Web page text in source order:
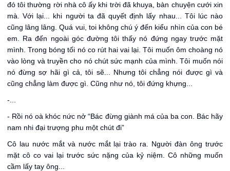
đó tôi thường rời nhà cô ấy khi trời đã khuya, bàn chuyện cưới xin
mà. Với lại... khi người ta đã quyết định lấy nhau... Tôi lúc nào
cũng lâng lâng. Quá vui, toi không chú ý đến kiểu nhìn của con bé
em. Ra đến ngoài góc đường tôi thấy nó đứng ngay trước mặt
mình. Trong bóng tối nó co rút hai vai lại. Tôi muốn ôm choàng nó
vào lòng và truyền cho nó chút sức mạnh của mình. Tôi muốn nói
nó đừng sợ hãi gì cả, tôi sẽ... Nhưng tôi chẳng nói được gì và
cũng chẳng làm được gì. Cũng như nó, tôi đứng khựng...
-...
- Rồi nó oà khóc nức nở “Bác đừng giành má của ba con. Bác hãy
nam nhi đại trượng phu một chút đi”
Cô lau nước mắt và nước mắt lại trào ra. Người đàn ông trước
mặt cô co vai lại trước sức nặng của kỷ niệm. Cô những muốn
cầm lấy tay ông...